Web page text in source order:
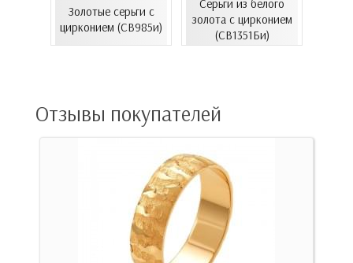
Золотые серьги с
цирконием (СВ985и)
Серьги из белого
золота с цирконием
(СВ1351Би)
Отзывы покупателей